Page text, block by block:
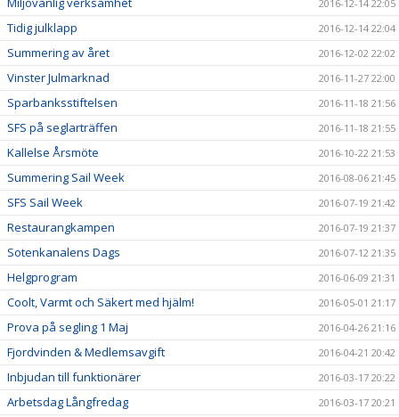
2016-12-14 22:05
Tidig julklapp 2016-12-14 22:04
Summering av året 2016-12-02 22:02
Vinster Julmarknad 2016-11-27 22:00
Sparbanksstiftelsen 2016-11-18 21:56
SFS på seglarträffen 2016-11-18 21:55
Kallelse Årsmöte 2016-10-22 21:53
Summering Sail Week 2016-08-06 21:45
SFS Sail Week 2016-07-19 21:42
Restaurangkampen 2016-07-19 21:37
Sotenkanalens Dags 2016-07-12 21:35
Helgprogram 2016-06-09 21:31
Coolt, Varmt och Säkert med hjälm! 2016-05-01 21:17
Prova på segling 1 Maj 2016-04-26 21:16
Fjordvinden & Medlemsavgift 2016-04-21 20:42
Inbjudan till funktionärer 2016-03-17 20:22
Arbetsdag Långfredag 2016-03-17 20:21